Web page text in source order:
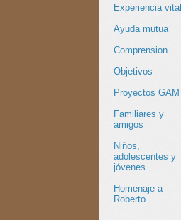
Experiencia vital
Ayuda mutua
Comprension
Objetivos
Proyectos GAM
Familiares y
amigos
Niños,
adolescentes y
jóvenes
Homenaje a
Roberto